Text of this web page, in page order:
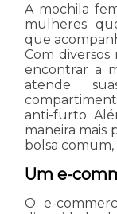
A mochila
mulheres
que
Com
encontrar a
atende
anti-furto.
maneira mais
bolsa
Um e-
O e-